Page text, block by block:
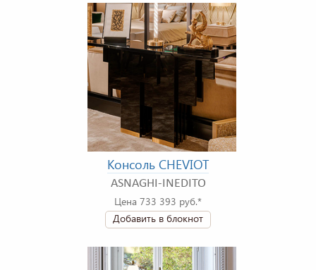
Консоль CHEVIOT
ASNAGHI-INEDITO
Цена 733 393 руб.*
Добавить в блокнот